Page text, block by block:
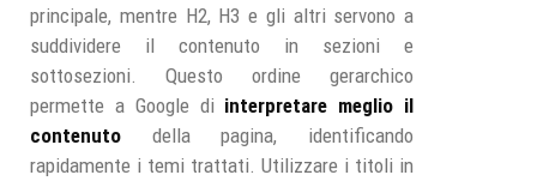
principale, mentre H2, H3 e gli altri servono a
suddividere il contenuto in sezioni e
sottosezioni. Questo ordine gerarchico
permette a Google di interpretare meglio il
contenuto della pagina, identificando
rapidamente i temi trattati. Utilizzare i titoli in